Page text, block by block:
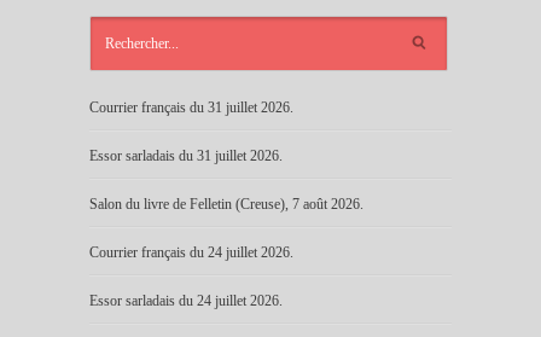
Courrier français du 31 juillet 2026.
Essor sarladais du 31 juillet 2026.
Salon du livre de Felletin (Creuse), 7 août 2026.
Courrier français du 24 juillet 2026.
Essor sarladais du 24 juillet 2026.